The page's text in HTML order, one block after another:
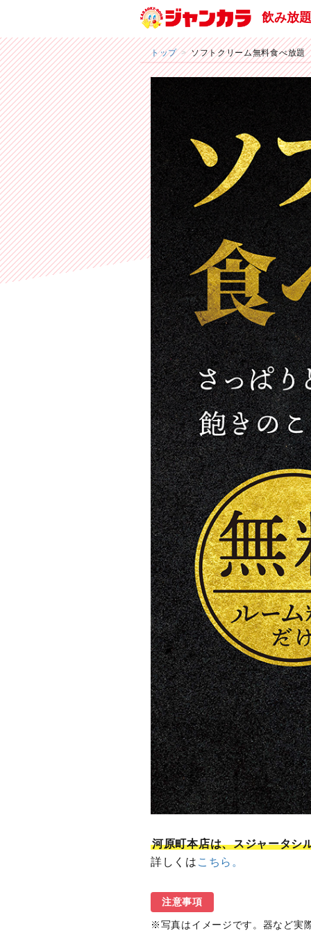
飲み放
トップ ソフトクリーム無料食べ放題
河原町本店は、スジャータシ
詳しくは こちら。
注意事項
写真はイメージです。器など実